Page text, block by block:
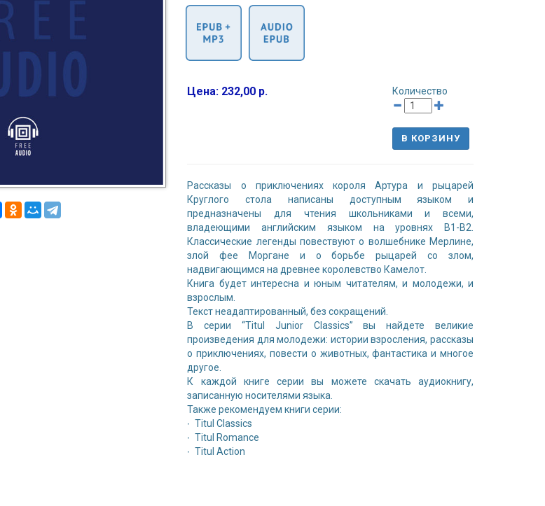
Цена: 232,00 р. Количество
В КОРЗИНУ
Рассказы о приключениях короля Артура и рыцарей
Круглого стола написаны доступным языком и
предназначены для чтения школьниками и всеми,
владеющими английским языком на уровнях В1-В2.
Классические легенды повествуют о волшебнике Мерлине,
злой фее Моргане и о борьбе рыцарей со злом,
надвигающимся на древнее королевство Камелот.
Книга будет интересна и юным читателям, и молодежи, и
взрослым.
Текст неадаптированный, без сокращений.
В серии “Titul Junior Classics” вы найдете великие
произведения для молодежи: истории взросления, рассказы
о приключениях, повести о животных, фантастика и многое
другое.
К каждой книге серии вы можете скачать аудиокнигу,
записанную носителями языка.
Также рекомендуем книги серии:
∙ Titul Classics
∙ Titul Romance
∙ Titul Action